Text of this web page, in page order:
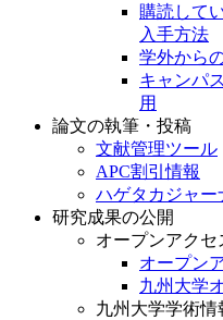
購読して
入手方法
学外から
キャンパ
用
論文の執筆・投稿
文献管理ツール
APC割引情報
ハゲタカジャー
研究成果の公開
オープンアクセ
オープン
九州大学
九州大学学術情